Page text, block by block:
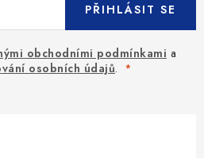
obchodními podmínkami a
osobních údajů.
PŘIHLÁSIT SE